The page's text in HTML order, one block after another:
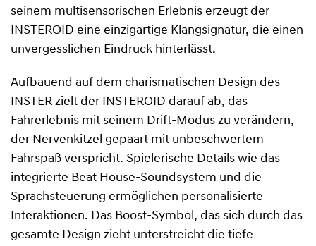
seinem multisensorischen Erlebnis erzeugt der
INSTEROID eine einzigartige Klangsignatur, die einen
unvergesslichen Eindruck hinterlässt.
Aufbauend auf dem charismatischen Design des
INSTER zielt der INSTEROID darauf ab, das
Fahrerlebnis mit seinem Drift-Modus zu verändern,
der Nervenkitzel gepaart mit unbeschwertem
Fahrspaß verspricht. Spielerische Details wie das
integrierte Beat House-Soundsystem und die
Sprachsteuerung ermöglichen personalisierte
Interaktionen. Das Boost-Symbol, das sich durch das
gesamte Design zieht unterstreicht die tiefe